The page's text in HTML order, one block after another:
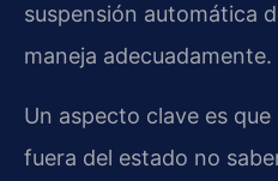
suspensión automática
maneja adecuadamente.
Un aspecto clave es
fuera del estado no